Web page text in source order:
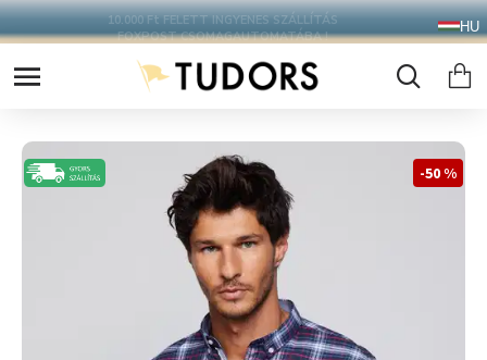
10.000 Ft FELETT INGYENES SZÁLLÍTÁS
FOXPOST CSOMAGAUTOMATÁBA !
HU
-50 %